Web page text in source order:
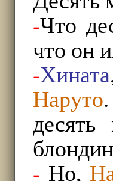
-Что
что он
-Хината
Наруто
- Но,